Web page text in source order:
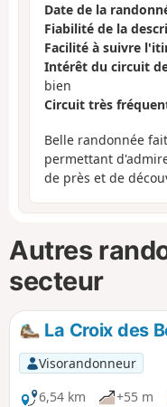
Date de la
Fiabilité de la
Facilité à suivre
Intérêt du circuit
bien
Circuit très
Belle randonnée
permettant
de près et de
Autres
secteur
La Croix des
Visorandonneur
6,54 km
+55 m